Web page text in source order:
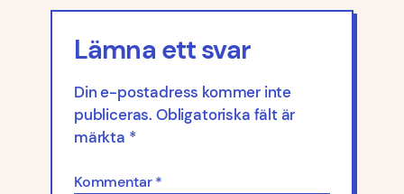
Lämna ett svar
Din e-postadress kommer inte
publiceras. Obligatoriska fält är
märkta *
Kommentar*